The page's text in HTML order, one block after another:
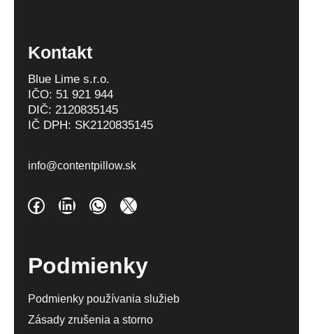
Kontakt
Blue Lime s.r.o.
IČO: 51 921 944
DIČ: 2120835145
IČ DPH: SK2120835145
info@contentpillow.sk
Facebook
LinkedInWhatsApp
X
Podmienky
Podmienky používania služieb
Zásady zrušenia a storno